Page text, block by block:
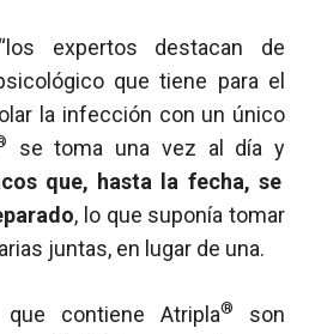
expertos destacan de
que tiene para el
la infección con un único
se toma una vez al día y
que, hasta la fecha, se
, lo que suponía tomar
juntas, en lugar de una.
contiene Atripla®
son